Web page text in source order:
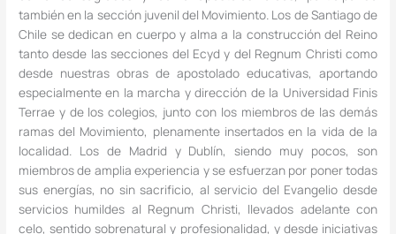
también en la sección juvenil del Movimiento. Los de Santiago de
Chile se dedican en cuerpo y alma a la construcción del Reino
tanto desde las secciones del Ecyd y del Regnum Christi como
desde nuestras obras de apostolado educativas, aportando
especialmente en la marcha y dirección de la Universidad Finis
Terrae y de los colegios, junto con los miembros de las demás
ramas del Movimiento, plenamente insertados en la vida de la
localidad. Los de Madrid y Dublín, siendo muy pocos, son
miembros de amplia experiencia y se esfuerzan por poner todas
sus energías, no sin sacrificio, al servicio del Evangelio desde
servicios humildes al Regnum Christi, llevados adelante con
celo, sentido sobrenatural y profesionalidad, y desde iniciativas